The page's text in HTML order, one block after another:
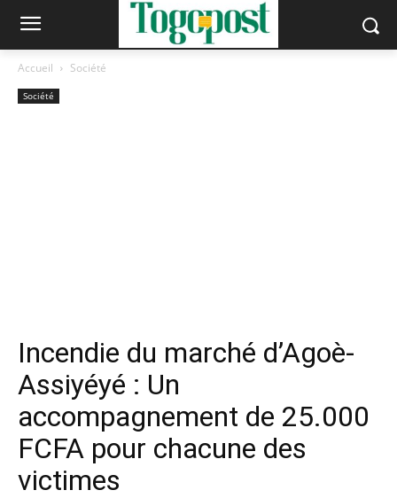
Accueil Société
Société
Incendie du marché d’Agoè-
Assiyéyé : Un
accompagnement de 25.000
FCFA pour chacune des
victimes